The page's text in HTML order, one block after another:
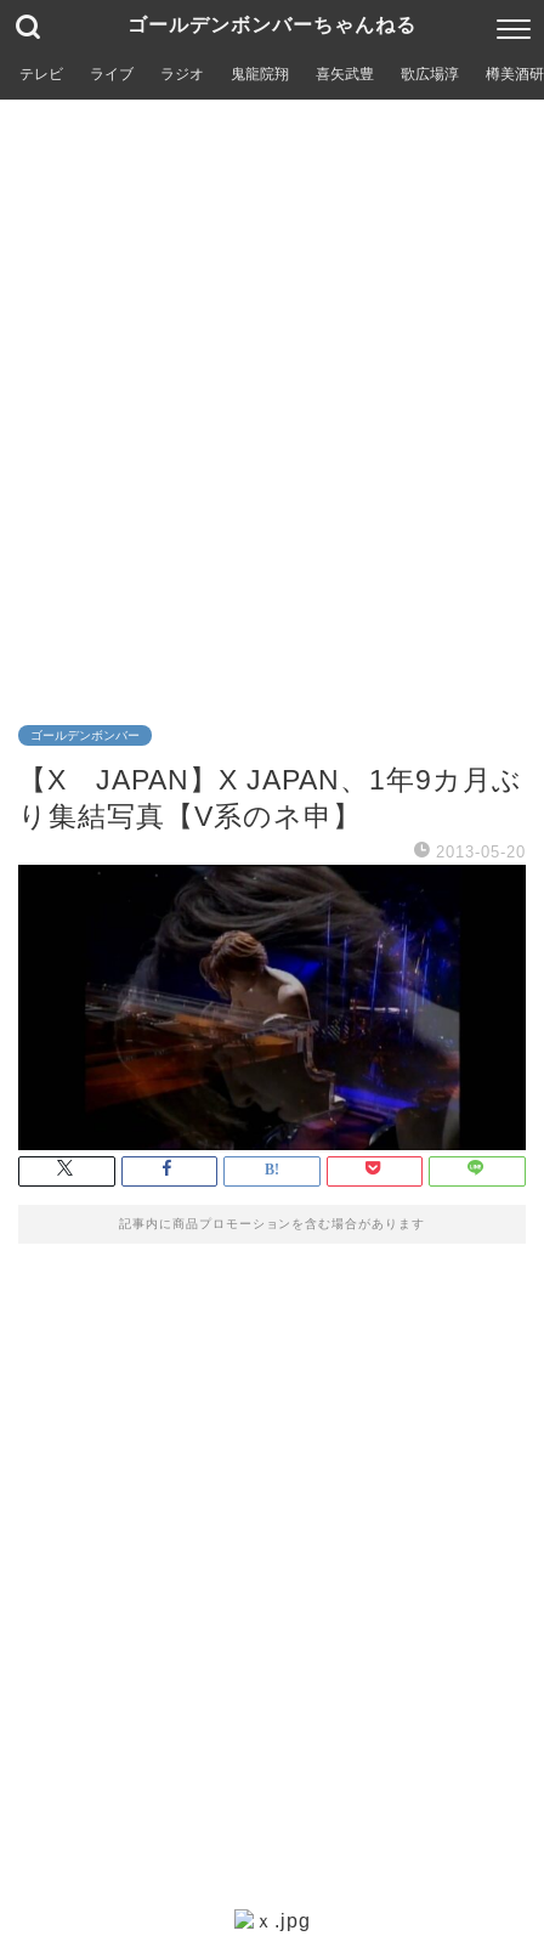
ゴールデンボンバーちゃんねる
テレビ ライブ ラジオ 鬼龍院翔 喜矢武豊 歌広場淳 樽美酒
ゴールデンボンバー
【X JAPAN】X JAPAN、1年9カ月ぶ
り集結写真【V系のネ申】
2013-05-20
記事内に商品プロモーションを含む場合があります